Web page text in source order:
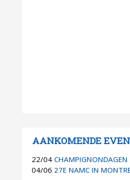
AANKOMENDE
22/04
04/06 27E NAMC IN